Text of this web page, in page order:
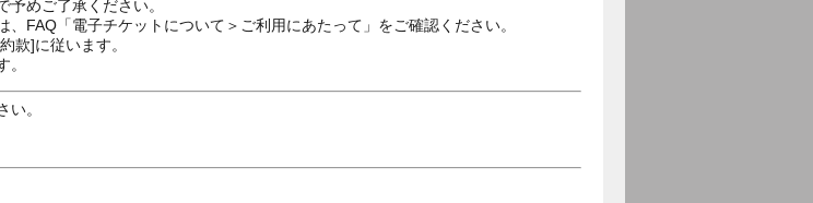
めご了承ください。
FAQ「電子チケットについて＞ご利用にあたって」をご確認ください。
款]に従います。
い。